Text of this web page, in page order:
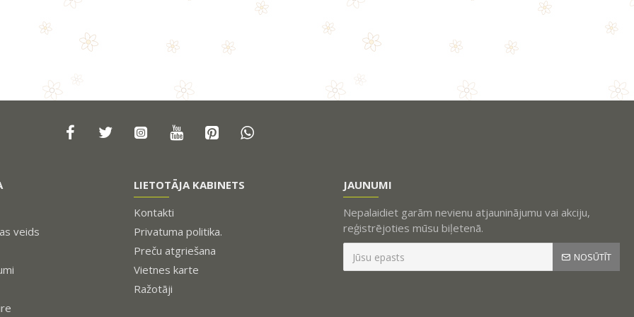
veids
LIETOTĀJA KABINETS
Kontakti
Privatuma politika.
Preču atgriešana
Vietnes karte
Ražotāji
JAUNUMI
Nepalaidiet garām nevienu atjauninājumu vai akciju,
reģistrējoties mūsu biļetenā.
NOSŪTĪT